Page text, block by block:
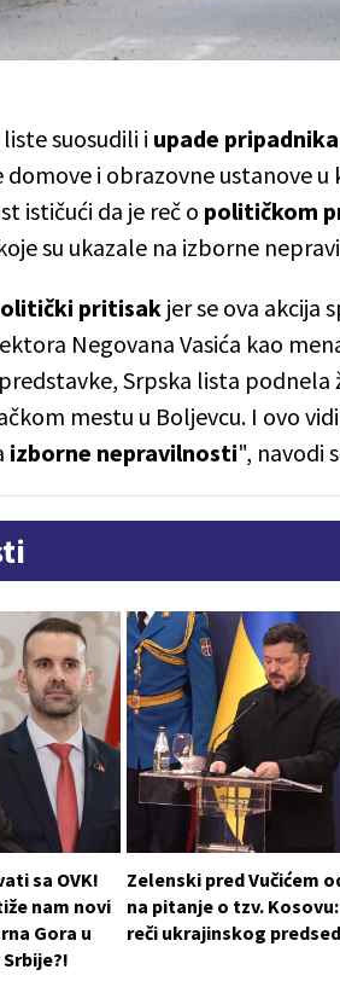
suosudili i upade
i obrazovne ustanove u
ističući da je reč o političkom
su ukazale na izborne
pritisak jer se ova akcija
Negovana Vasića kao
Srpska lista podnela
mestu u Boljevcu. I ovo
izborne nepravilnosti", navodi
sa OVK!
nam novi
Gora u
Zelenski pred Vučićem
na pitanje o tzv.
reči ukrajinskog